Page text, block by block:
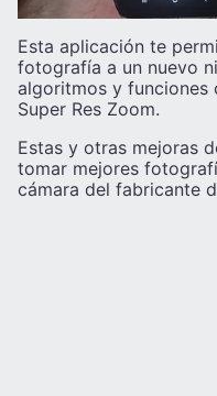
Esta aplicación te
fotografía a un nuevo
algoritmos y funciones
Super Res Zoom.
Estas y otras mejoras
tomar mejores
cámara del fabricante